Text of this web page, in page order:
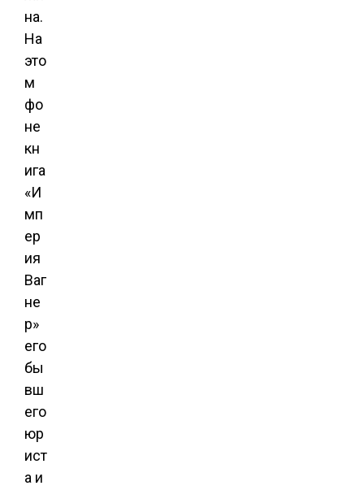
на.
На
это
м
фо
не
кн
ига
«И
мп
ер
ия
Ваг
не
р»
его
бы
вш
его
юр
ист
а и